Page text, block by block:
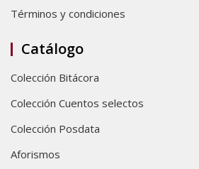
Términos y condiciones
Catálogo
Colección Bitácora
Colección Cuentos selectos
Colección Posdata
Aforismos